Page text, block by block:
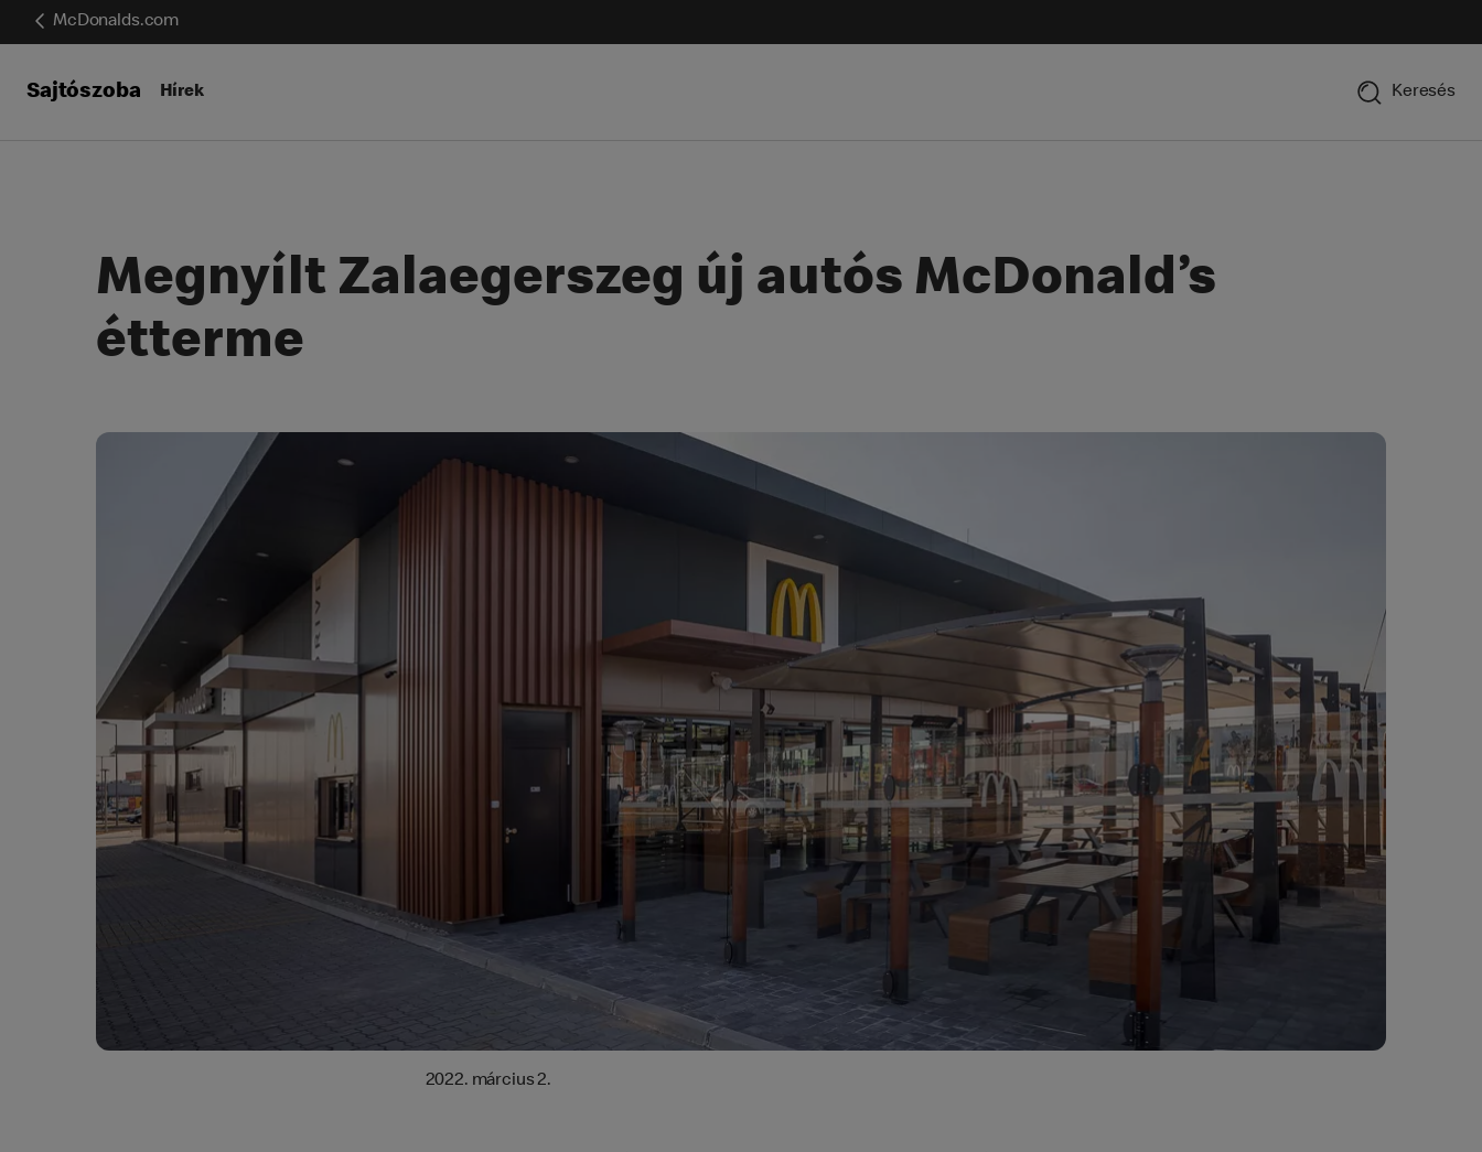
McDonalds.com
Sajtószoba Hírek Keresés
Megnyílt Zalaegerszeg új autós McDonald’s
étterme
2022. március 2.